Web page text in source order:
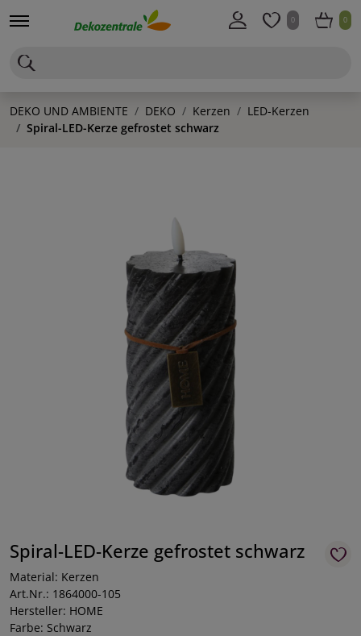
0 0
DEKO UND AMBIENTE DEKO Kerzen
LED-Kerzen
Spiral-LED-Kerze gefrostet schwarz
Spiral-LED-Kerze gefrostet schwarz
Material: Kerzen
Art.Nr.: 1864000-105
Hersteller: HOME
Farbe: Schwarz